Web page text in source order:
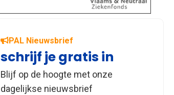
PAL Nieuwsbrief
schrijf je gratis in
Blijf op de hoogte met onze
dagelijkse nieuwsbrief